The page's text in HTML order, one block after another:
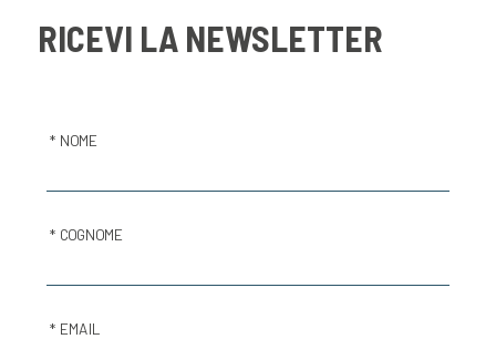
RICEVI LA NEWSLETTER
* NOME
* COGNOME
* EMAIL